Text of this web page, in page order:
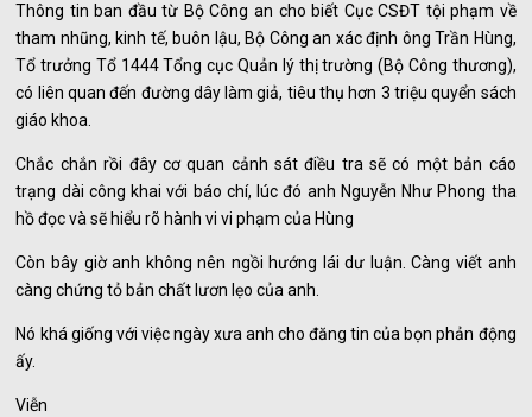
Thông tin ban đầu từ Bộ Công an cho biết Cục CSĐT tội phạm về
tham nhũng, kinh tế, buôn lậu, Bộ Công an xác định ông Trần Hùng,
Tổ trưởng Tổ 1444 Tổng cục Quản lý thị trường (Bộ Công thương),
có liên quan đến đường dây làm giả, tiêu thụ hơn 3 triệu quyển sách
giáo khoa.
Chắc chắn rồi đây cơ quan cảnh sát điều tra sẽ có một bản cáo
trạng dài công khai với báo chí, lúc đó anh Nguyễn Như Phong tha
hồ đọc và sẽ hiểu rõ hành vi vi phạm của Hùng
Còn bây giờ anh không nên ngồi hướng lái dư luận. Càng viết anh
càng chứng tỏ bản chất lươn lẹo của anh.
Nó khá giống với việc ngày xưa anh cho đăng tin của bọn phản động
ấy.
Viễn